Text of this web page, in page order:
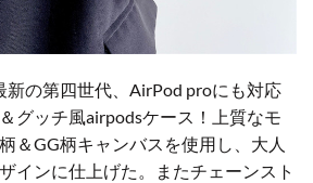
新の第四世代、AirPod proにも対応
グッチ風airpodsケース！上質なモ
＆GG柄キャンバスを使用し、大人
インに仕上げた。またチェーンスト